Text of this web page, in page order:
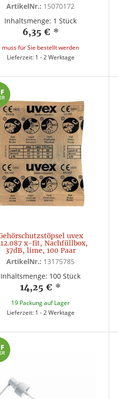
ArtikelNr.: 15070172
Inhaltsmenge: 1 Stück
6,35 € *
muss für Sie bestellt werden
Lieferzeit: 1 - 2 Werktage
uvex
x-fit, Nachfüllbox,
37dB, lime, 100 Paar
ArtikelNr.: 13175785
Inhaltsmenge: 100 Stück
14,25 € *
19 Packung auf Lager
Lieferzeit: 1 - 2 Werktage